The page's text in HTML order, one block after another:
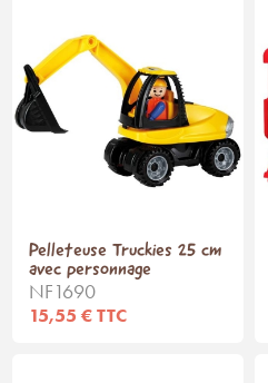
Pelleteuse Truckies 25 cm
avec personnage
NF1690
15,55 € TTC